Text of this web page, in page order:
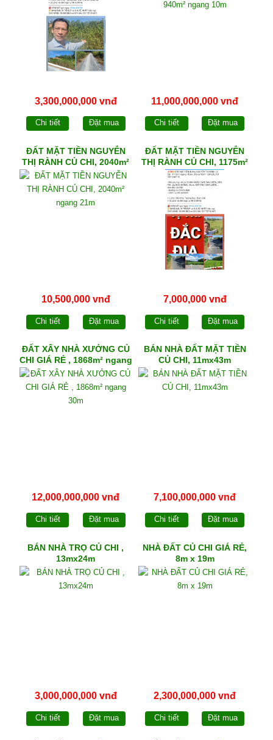
3,300,000,000 vnđ
Chi tiết Đặt mua
11,000,000,000 vnđ
Chi tiết Đặt mua
ĐẤT MẶT TIỀN NGUYỄN
THỊ RÀNH CỦ CHI, 2040m²
ngang 21m
10,500,000 vnđ
Chi tiết Đặt mua
ĐẤT MẶT TIỀN NGUYỄN
THỊ RÀNH CỦ CHI, 1175m²
ngang 14,5m
7,000,000 vnđ
Chi tiết Đặt mua
ĐẤT XÂY NHÀ XƯỞNG CỦ
CHI GIÁ RẺ , 1868m² ngang
30m
12,000,000,000 vnđ
Chi tiết Đặt mua
BÁN NHÀ ĐẤT MẶT TIỀN
CỦ CHI, 11mx43m
7,100,000,000 vnđ
Chi tiết Đặt mua
BÁN NHÀ TRỌ CỦ CHI ,
13mx24m
3,000,000,000 vnđ
Chi tiết Đặt mua
NHÀ ĐẤT CỦ CHI GIÁ RẺ,
8m x 19m
2,300,000,000 vnđ
Chi tiết Đặt mua